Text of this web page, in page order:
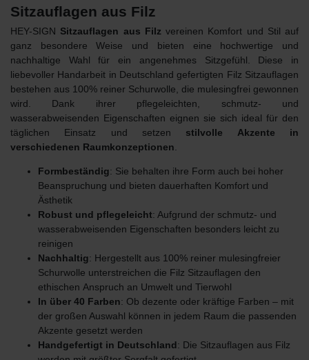
Sitzauflagen aus Filz
HEY-SIGN Sitzauflagen aus Filz vereinen Komfort und Stil auf
ganz besondere Weise und bieten eine hochwertige und
nachhaltige Wahl für ein angenehmes Sitzgefühl. Diese in
liebevoller Handarbeit in Deutschland gefertigten Filz Sitzauflagen
bestehen aus 100% reiner Schurwolle, die mulesingfrei gewonnen
wird. Dank ihrer pflegeleichten, schmutz- und
wasserabweisenden Eigenschaften eignen sie sich ideal für den
täglichen Einsatz und setzen stilvolle Akzente in
verschiedenen Raumkonzeptionen
Formbeständig: Sie behalten ihre Form auch bei hoher
Beanspruchung und bieten dauerhaften Komfort und
Ästhetik
Robust und pflegeleicht: Aufgrund der schmutz- und
wasserabweisenden Eigenschaften besonders leicht zu
reinigen
Nachhaltig: Hergestellt aus 100% reiner mulesingfreier
Schurwolle unterstreichen die Filz Sitzauflagen den
ethischen Anspruch an Umwelt und Tierwohl
In über 40 Farben: Ob dezente oder kräftige Farben – mit
der großen Auswahl können in jedem Raum die passenden
Akzente gesetzt werden
Handgefertigt in Deutschland: Die Sitzauflagen aus Filz